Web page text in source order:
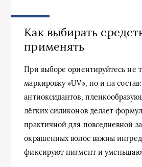
Как выбирать
применять
При выборе ориентируйтесь не
маркировку «UV», но и на
антиоксидантов,
лёгких силиконов делает
практичной для повседневной
окрашенных волос важны
фиксируют пигмент и